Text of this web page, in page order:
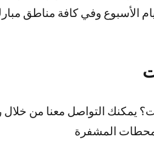
24 ساعة وطيلة أيام الأسبوع وفي
يمكنك التواصل معنا من خلال
المشفرة